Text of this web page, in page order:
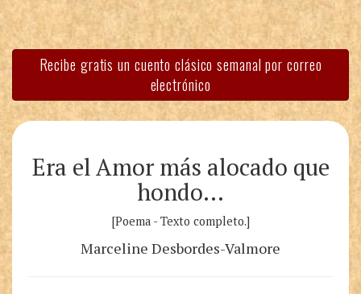
Recibe gratis un cuento clásico semanal por correo
electrónico
Era el Amor más alocado que
hondo…
[Poema - Texto completo.]
Marceline Desbordes-Valmore